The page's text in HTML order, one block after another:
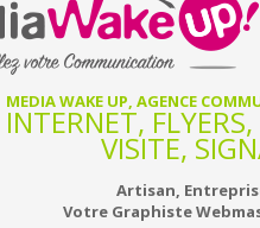
MEDIA WAKE UP, AGENCE
INTERNET,
VISITE,
Artisan,
Votre Graphiste